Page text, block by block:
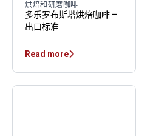
烘焙和研磨咖啡
多乐罗布斯塔烘焙咖啡 –
出口标准
Read more